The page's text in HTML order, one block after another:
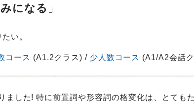
になる
い。
コース (A1.2クラス) 少人数コース (A1/A2会話
した! 特に前置詞や形容詞の格変化は、とても